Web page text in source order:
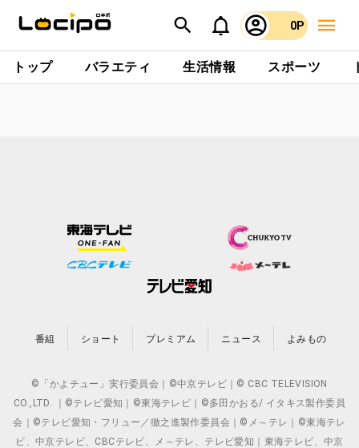
0P
トップ バラエティ 生活情報 スポーツ
番組 ショート プレミアム ニュース よみもの
©「かよチュー」実行委員会｜©中京テレビ｜© CBC TELEVISION
CO.,LTD. ｜©テレビ愛知｜©東海テレビ｜©多田かおる/ イタキス製作委員
会｜©テレビ愛知・フリュー／徹之進製作委員会｜©メ～テレ｜©東海テレ
ビ、中京テレビ、CBCテレビ、メ～テレ、テレビ愛知｜東海テレビ、中京